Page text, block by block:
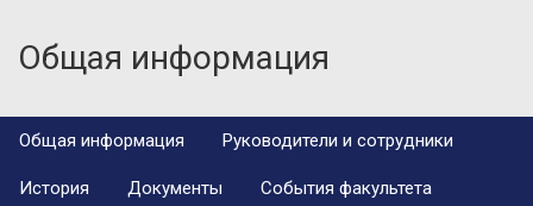
Общая информация
Общая информация Руководители и сотрудники
История Документы События факультета